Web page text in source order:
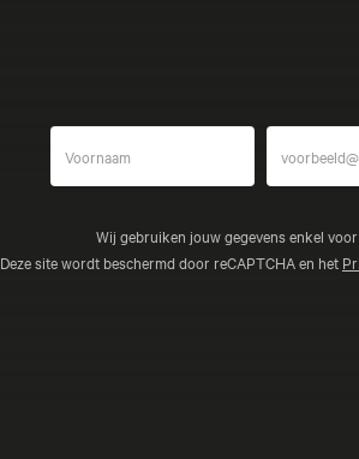
Wij gebruiken jouw gegevens enkel
Deze site wordt beschermd door reCAPTCHA en het